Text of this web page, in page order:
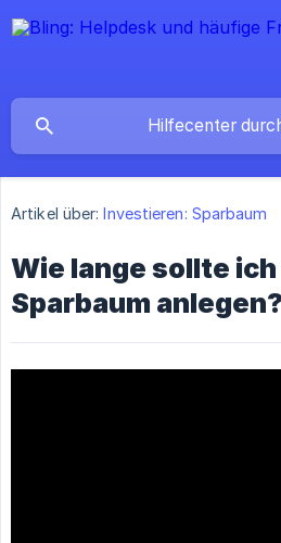
Artikel über: Investieren: Sparbaum
Wie lange sollte ich
Sparbaum anlegen?